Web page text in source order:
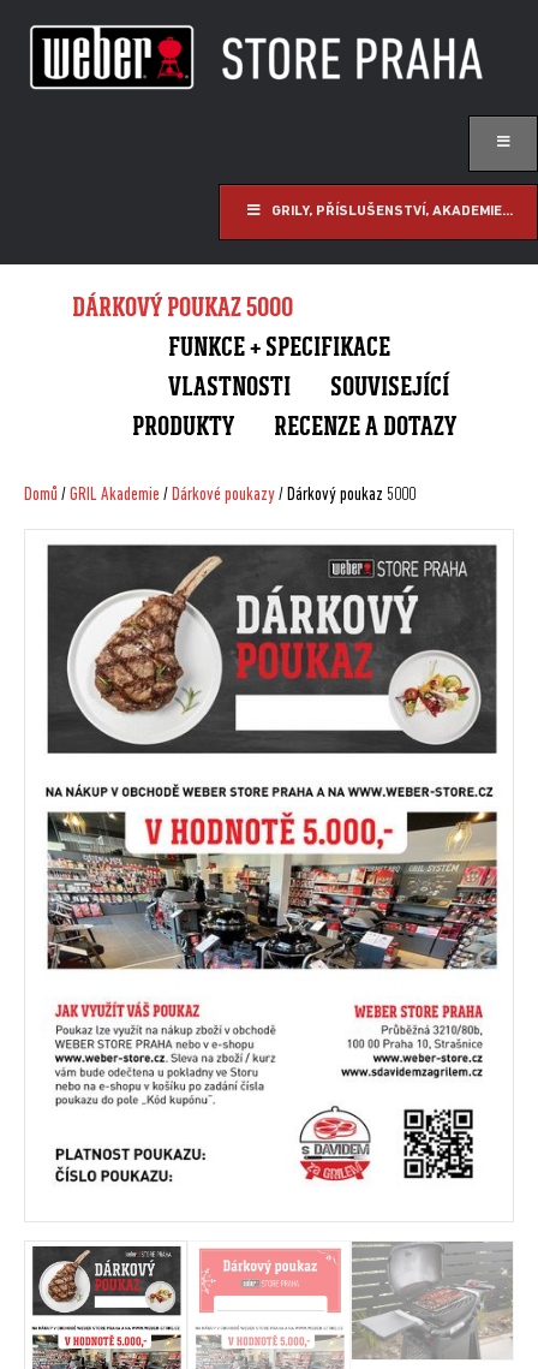
GRILY, PŘÍSLUŠENSTVÍ, AKADEMIE...
DÁRKOVÝ POUKAZ 5000
FUNKCE + SPECIFIKACE
VLASTNOSTI
SOUVISEJÍCÍ
PRODUKTY
RECENZE A DOTAZY
Domů /GRIL Akademie / Dárkové poukazy/ Dárkový poukaz 5000